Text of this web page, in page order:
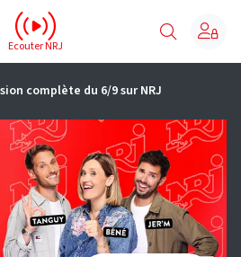
Ecouter NRJ
complète du 6/9 sur NRJ